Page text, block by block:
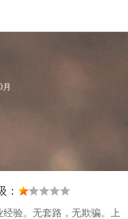
：
验。无套路，无欺骗。上